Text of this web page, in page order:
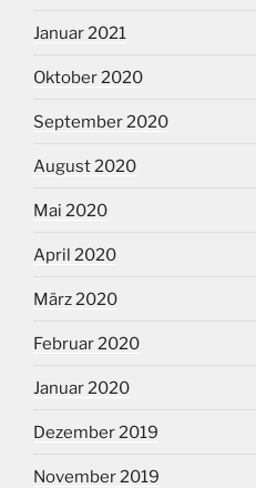
Januar 2021
Oktober 2020
September 2020
August 2020
Mai 2020
April 2020
März 2020
Februar 2020
Januar 2020
Dezember 2019
November 2019